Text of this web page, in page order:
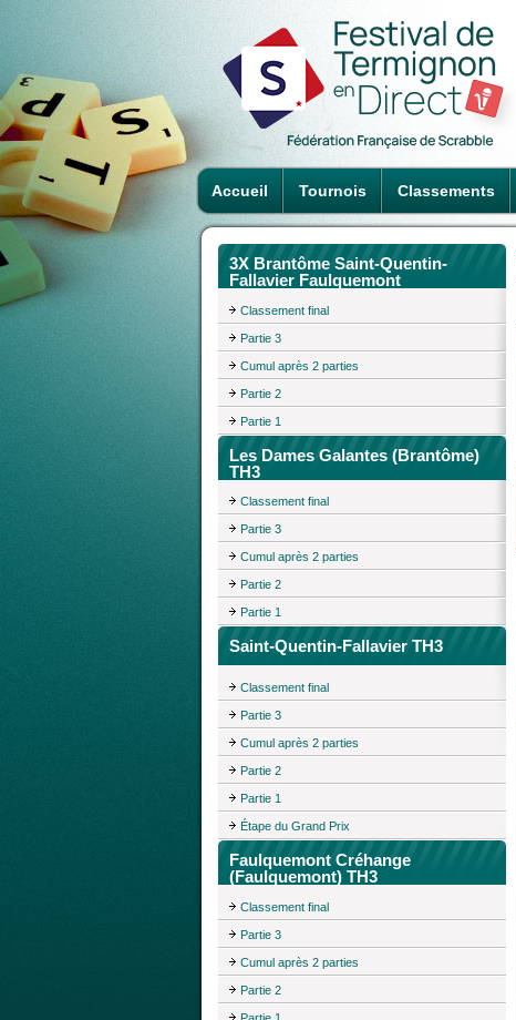
Accueil Tournois Classements
3X Brantôme Saint-Quentin-
Fallavier Faulquemont
Classement final
Partie 3
Cumul après 2 parties
Partie 2
Partie 1
Les Dames Galantes (Brantôme)
TH3
Classement final
Partie 3
Cumul après 2 parties
Partie 2
Partie 1
Saint-Quentin-Fallavier TH3
Classement final
Partie 3
Cumul après 2 parties
Partie 2
Partie 1
Étape du Grand Prix
Faulquemont Créhange
(Faulquemont) TH3
Classement final
Partie 3
Cumul après 2 parties
Partie 2